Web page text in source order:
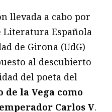
llevada a cabo por
Literatura Española
de Girona (UdG)
al descubierto
del poeta del
de la Vega como
Carlos V.